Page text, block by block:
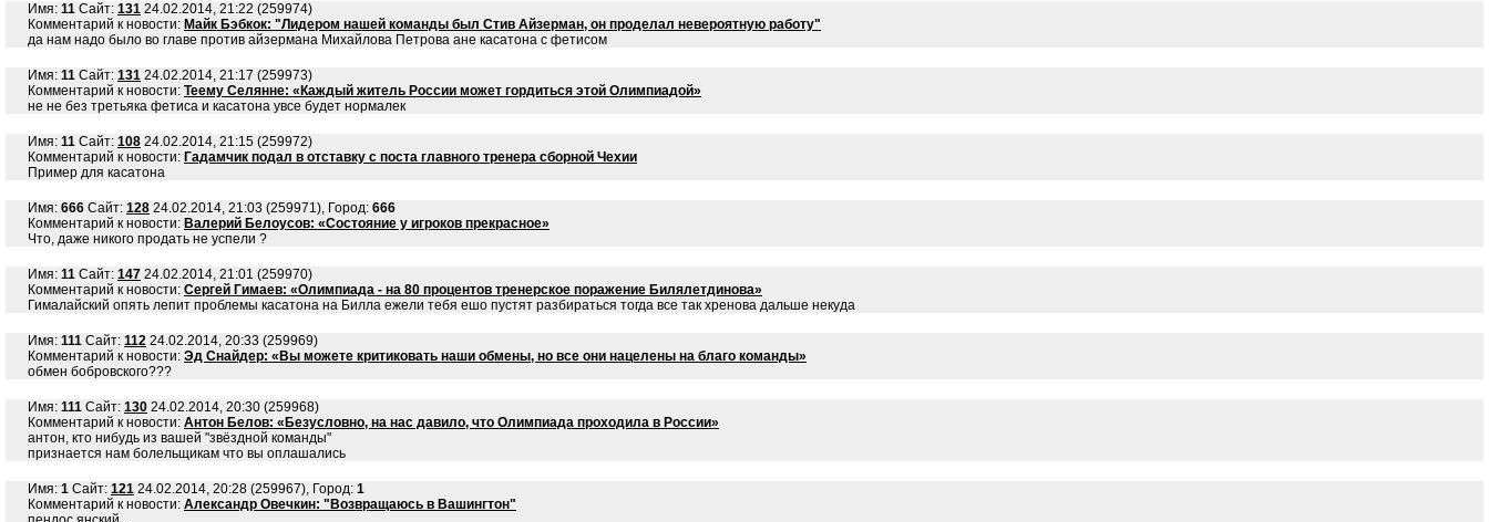
Имя: 11 Сайт: 131 24.02.2014, 21:22 (259974)
Комментарий к новости: Майк Бэбкок: "Лидером нашей команды был Стив Айзерман, он проделал невероятную работу"
да нам надо было во главе против айзермана Михайлова Петрова ане касатона с фетисом
Имя: 11 Сайт: 131 24.02.2014, 21:17 (259973)
Комментарий к новости: Теему Селянне: «Каждый житель России может гордиться этой Олимпиадой»
не не без третьяка фетиса и касатона увсе будет нормалек
Имя: 11 Сайт: 108 24.02.2014, 21:15 (259972)
Комментарий к новости: Гадамчик подал в отставку с поста главного тренера сборной Чехии
Пример для касатона
Имя: 666 Сайт: 128 24.02.2014, 21:03 (259971), Город: 666
Комментарий к новости: Валерий Белоусов: «Состояние у игроков прекрасное»
Что, даже никого продать не успели ?
Имя: 11 Сайт: 147 24.02.2014, 21:01 (259970)
Комментарий к новости: Сергей Гимаев: «Олимпиада - на 80 процентов тренерское поражение Билялетдинова»
Гималайский опять лепит проблемы касатона на Билла ежели тебя ешо пустят разбираться тогда все так хренова дальше некуда
Имя: 111 Сайт: 112 24.02.2014, 20:33 (259969)
Комментарий к новости: Эд Снайдер: «Вы можете критиковать наши обмены, но все они нацелены на благо команды»
обмен бобровского???
Имя: 111 Сайт: 130 24.02.2014, 20:30 (259968)
Комментарий к новости: Антон Белов: «Безусловно, на нас давило, что Олимпиада проходила в России»
антон, кто нибудь из вашей "звёздной команды"
признается нам болельщикам что вы оплашались
Имя: 1 Сайт: 121 24.02.2014, 20:28 (259967), Город: 1
Комментарий к новости: Александр Овечкин: "Возвращаюсь в Вашингтон"